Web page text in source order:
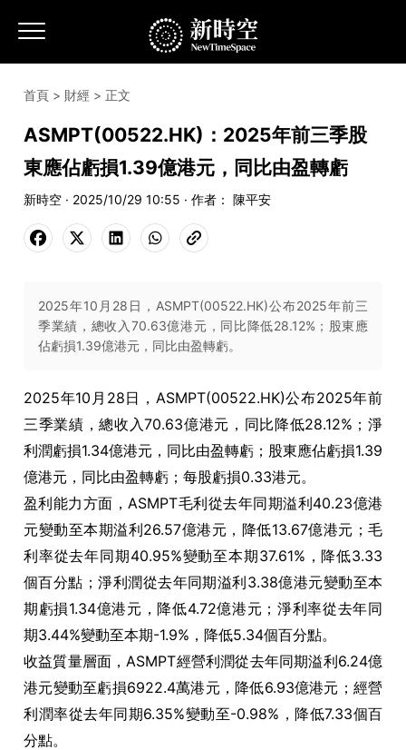
首頁 > 財經 > 正文
ASMPT(00522.HK)：2025年前三季股
東應佔虧損1.39億港元，同比由盈轉虧
新時空 · 2025/10/29 10:55 · 作者： 陳平安
2025年10月28日，ASMPT(00522.HK)公布2025年前三
季業績，總收入70.63億港元，同比降低28.12%；股東應
佔虧損1.39億港元，同比由盈轉虧。
2025年10月28日，ASMPT(00522.HK)公布2025年前
三季業績，總收入70.63億港元，同比降低28.12%；淨
利潤虧損1.34億港元，同比由盈轉虧；股東應佔虧損1.39
億港元，同比由盈轉虧；每股虧損0.33港元。
盈利能力方面，ASMPT毛利從去年同期溢利40.23億港
元變動至本期溢利26.57億港元，降低13.67億港元；毛
利率從去年同期40.95%變動至本期37.61%，降低3.33
個百分點；淨利潤從去年同期溢利3.38億港元變動至本
期虧損1.34億港元，降低4.72億港元；淨利率從去年同
期3.44%變動至本期-1.9%，降低5.34個百分點。
收益質量層面，ASMPT經營利潤從去年同期溢利6.24億
港元變動至虧損6922.4萬港元，降低6.93億港元；經營
利潤率從去年同期6.35%變動至-0.98%，降低7.33個百
分點。